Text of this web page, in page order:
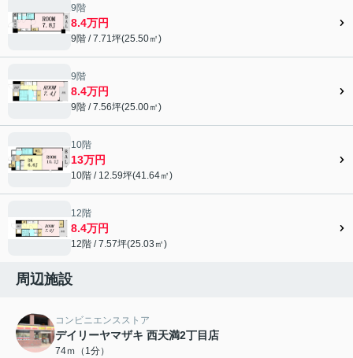
9階
8.4万円
9階 / 7.71坪(25.50㎡)
9階
8.4万円
9階 / 7.56坪(25.00㎡)
10階
13万円
10階 / 12.59坪(41.64㎡)
12階
8.4万円
12階 / 7.57坪(25.03㎡)
周辺施設
コンビニエンスストア
デイリーヤマザキ 西天満2丁目店
74ｍ（1分）